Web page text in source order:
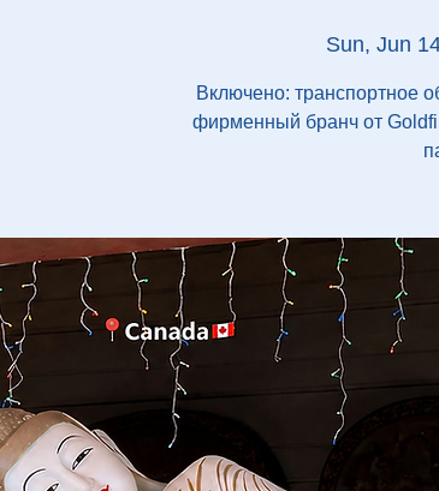
Sun, Jun
Включено: транспортное
фирменный бранч от